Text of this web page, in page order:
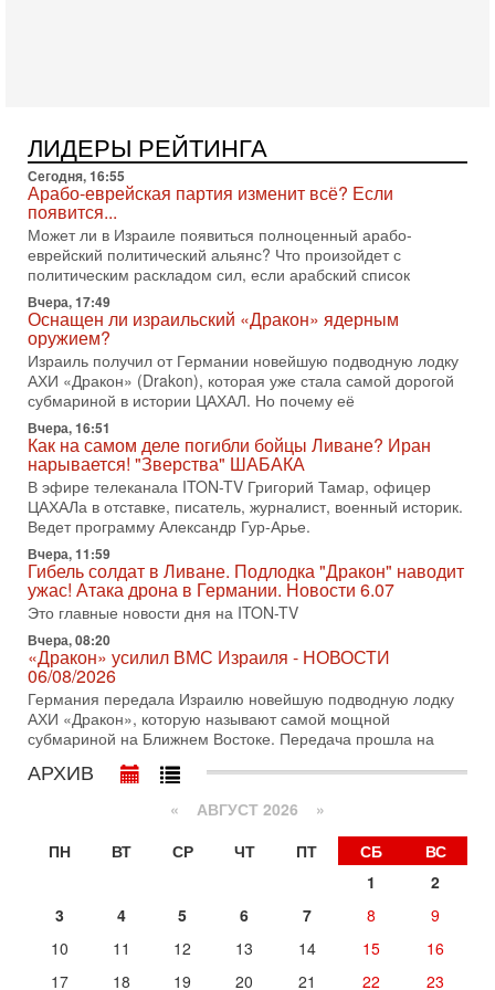
«Русский голос» Израиля: кто заберет его на этот
раз?
Голоса русскоязычных репатриантов не раз кардинально
меняли политический ландшафт Израиля. Достаточно
вспомнить взлет партии «Исраэль ба-алия», когда
31-07-2026, 17:00
Тайны закрытых дверей: о чём на самом деле
молчат Трамп и Нетаньяху?
Недавний визит премьер-министра Израиля Биньямина
Нетаньяху в США и его встреча с Дональдом Трампом
оставили больше вопросов, чем ответов. Полная
31-07-2026, 15:18
Иран готовит покушение на Нетаниягу! Трамп не
хочет эскалации, но КСИР готовит взрыв!
В эфире телеканала ITON-TV СЕРГЕЙ МИГДАЛЬ, эксперт
по вопросам безопасности, офицер запаса
Международного управления полиции Израиля, автор
31-07-2026, 09:02
Битва за разоружение ХАМАСа - НОВОСТИ
31/07/2026
Сегодня президент США Дональд Трамп заявил о
достижении исторического соглашения о полном
разоружении ХАМАСа и других вооруженных группировок в
30-07-2026, 17:59
Иран доведет Трампа до крайних мер? Разбор и
оценка от военного обозревателя Давида Шарпа
Ситуация вокруг противостояния Ирана и США накаляется
с каждым днем. Почему Трамп в самый последний момент
отменил решение о нанесении тяжелых ударов
30-07-2026, 16:54
Покупатель авиакомпании «Аркия» намерен
запретить полеты по субботам!
Вокруг возможной продажи авиакомпании «Аркия»
разгорается громкий конфликт.
Президент США Дональд Трамп сегодня рассматривает
возможность масштабной военной операции против Ирана
ЛИДЕРЫ РЕЙТИНГА
Сегодня, 16:55
Арабо-еврейская партия изменит всё? Если
появится...
Может ли в Израиле появиться полноценный арабо-
еврейский политический альянс? Что произойдет с
политическим раскладом сил, если арабский список
Вчера, 17:49
Оснащен ли израильский «Дракон» ядерным
оружием?
Израиль получил от Германии новейшую подводную лодку
АХИ «Дракон» (Drakon), которая уже стала самой дорогой
субмариной в истории ЦАХАЛ. Но почему её
Вчера, 16:51
Как на самом деле погибли бойцы Ливане? Иран
нарывается! "Зверства" ШАБАКА
В эфире телеканала ITON-TV Григорий Тамар, офицер
ЦАХАЛа в отставке, писатель, журналист, военный историк.
Ведет программу Александр Гур-Арье.
Вчера, 11:59
Гибель солдат в Ливане. Подлодка "Дракон" наводит
ужас! Атака дрона в Германии. Новости 6.07
Это главные новости дня на ITON-TV
Вчера, 08:20
«Дракон» усилил ВМС Израиля - НОВОСТИ
06/08/2026
Германия передала Израилю новейшую подводную лодку
АХИ «Дракон», которую называют самой мощной
субмариной на Ближнем Востоке. Передача прошла на
АРХИВ
« АВГУСТ 2026 »
ПН
ВТ СР ЧТ ПТ СБ
ВС
1
2
3
4 5 6 7 8
9
10
11 12 13 14 15
16
17
18 19 20 21 22
23